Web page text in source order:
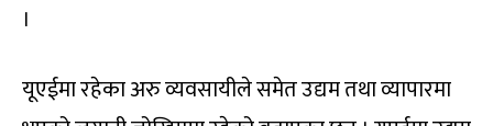
।
यूएईमा रहेका अरु व्यवसायीले समेत उद्यम तथा व्यापारमा